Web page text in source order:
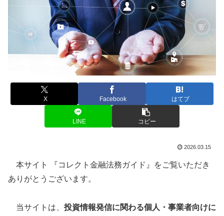
X Facebook はてブ
LINE コピー
2026.03.15
本サイト 『コレクト金融法務ガイド』をご覧いただき
ありがとうございます。
当サイトは、 投資情報発信に関わる個人・事業者向けに